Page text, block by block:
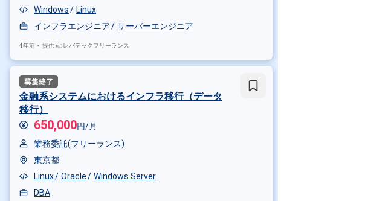
Windows
Linux
インフラエンジニア
サーバーエンジニア
4年前・ 提供元: レバテックフリーランス
金融系システムにおけるインフラ移行（データ
移行）
650,000円/月
業務委託(フリーランス)
東京都
Linux
Oracle
Windows Server
DBA